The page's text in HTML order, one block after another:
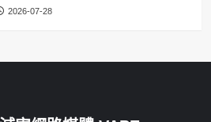
2026-07-28